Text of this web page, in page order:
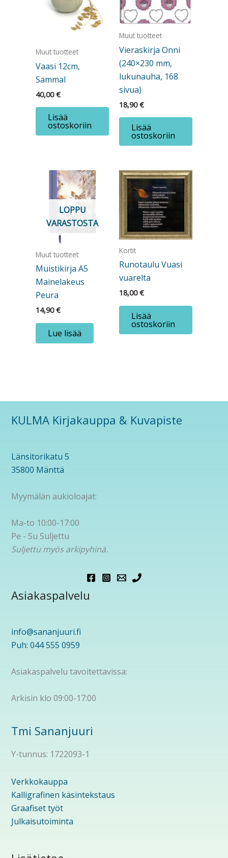
Muut tuotteet
Vaasi 12cm,
Sammal
40,00€
Lisää
ostoskoriin
Muut tuotteet
Vieraskirja Onni
(240×230 mm,
lukunauha, 168
sivua)
18,90€
Lisää
ostoskoriin
LOPPU
VARASTOSTA
Muut tuotteet
Muistikirja A5
Mainelakeus
Peura
14,90€
Lue lisää
Kortit
Runotaulu Vuasi
vuarelta
18,00€
Lisää
ostoskoriin
KULMA Kirjakauppa & Kuvapiste
Länsitorikatu 5
35800 Mänttä
Myymälän aukioloajat:
Ma-to 10:00-17:00
Pe - Su Suljettu
Suljettu myös arkipyhinä.
Asiakaspalvelu
info@sananjuuri.fi
Puh: 044 555 0959
Asiakaspalvelu tavoitettavissa:
Arkisin klo 09:00-17:00
Tmi Sananjuuri
Y-tunnus: 1722093-1
Verkkokauppa
Kalligrafinen käsintekstaus
Graafiset työt
Julkaisutoiminta